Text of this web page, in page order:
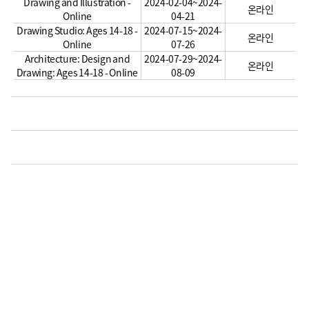
Online
04-21
온라인
Drawing Studio: Ages 14-18 -
Online
2024-07-15~2024-
07-26
온라인
Architecture: Design and
Drawing: Ages 14-18 - Online
2024-07-29~2024-
08-09
온라인